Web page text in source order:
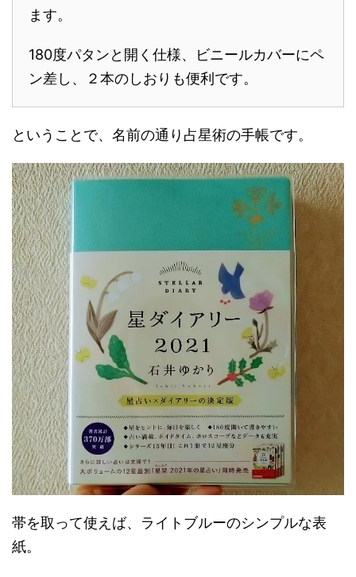
ます。
180度パタンと開く仕様、ビニールカバーにペ
ン差し、２本のしおりも便利です。
ということで、名前の通り占星術の手帳です。
帯を取って使えば、ライトブルーのシンプルな表
紙。